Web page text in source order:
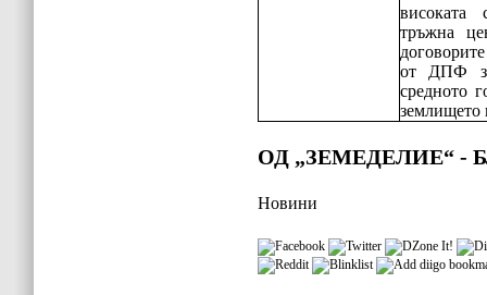
високата
тръжна
от ДПФ
средното
землището
ОД „ЗЕМЕДЕЛИЕ“ -
Новини